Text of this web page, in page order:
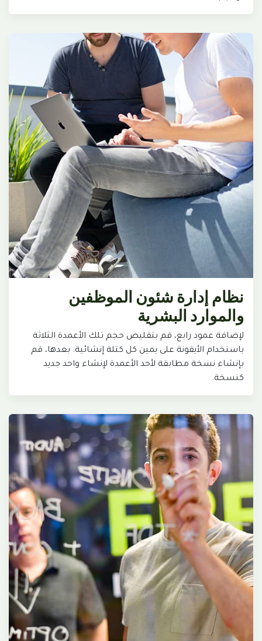
نظام إدارة شئون الموظفين
والموارد البشرية
لإضافة عمود رابع، قم بتقليص حجم تلك الأعمدة الثلاثة
باستخدام الأيقونة على يمين كل كتلة إنشائية. بعدها، قم
بإنشاء نسخة مطابقة لأحد الأعمدة لإنشاء واحد جديد
كنسخة.